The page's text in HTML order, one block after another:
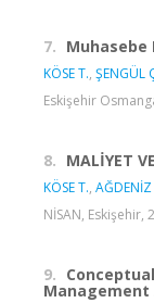
7. Muhasebe
KÖSE T., ŞENGÜL
Eskişehir
8. MALİYET
KÖSE T., AĞDENİZ
NİSAN, Eskişehir,
9.